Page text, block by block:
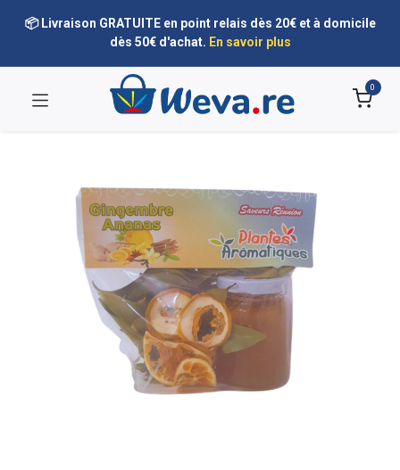
📦 Livraison GRATUITE en point relais dès 20€ et à domicile
dès 50€ d'achat. En savoir plus
0